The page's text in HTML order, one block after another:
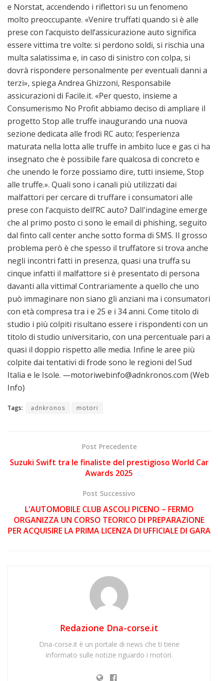
e Norstat, accendendo i riflettori su un fenomeno
molto preoccupante. «Venire truffati quando si è alle
prese con l’acquisto dell’assicurazione auto significa
essere vittima tre volte: si perdono soldi, si rischia una
multa salatissima e, in caso di sinistro con colpa, si
dovrà rispondere personalmente per eventuali danni a
terzi», spiega Andrea Ghizzoni, Responsabile
assicurazioni di Facile.it. «Per questo, insieme a
Consumerismo No Profit abbiamo deciso di ampliare il
progetto Stop alle truffe inaugurando una nuova
sezione dedicata alle frodi RC auto; l’esperienza
maturata nella lotta alle truffe in ambito luce e gas ci ha
insegnato che è possibile fare qualcosa di concreto e
che unendo le forze possiamo dire, tutti insieme, Stop
alle truffe.». Quali sono i canali più utilizzati dai
malfattori per cercare di truffare i consumatori alle
prese con l’acquisto dell’RC auto? Dall'indagine emerge
che al primo posto ci sono le email di phishing, seguito
dal finto call center anche sotto forma di SMS. Il grosso
problema però è che spesso il truffatore si trova anche
negli incontri fatti in presenza, quasi una truffa su
cinque infatti il malfattore si è presentato di persona
davanti alla vittima! Contrariamente a quello che uno
può immaginare non siano gli anziani ma i consumatori
con età compresa tra i e 25 e i 34 anni. Come titolo di
studio i più colpiti risultano essere i rispondenti con un
titolo di studio universitario, con una percentuale pari a
quasi il doppio rispetto alle media. Infine le aree più
colpite dai tentativi di frode sono le regioni del Sud
Italia e le Isole. —motoriwebinfo@adnkronos.com (Web
Info)
Tags: adnkronos motori
Post Precedente
Suzuki Swift tra le finaliste del prestigioso World Car
Awards 2025
Post Successivo
L’AUTOMOBILE CLUB ASCOLI PICENO – FERMO
ORGANIZZA UN CORSO TEORICO DI PREPARAZIONE
PER ACQUISIRE LA PRIMA LICENZA DI UFFICIALE DI GARA
Redazione Dna-corse.it
Dna-corse.it è un portale di news che ti tiene
informato sulle notizie riguardo i motori.